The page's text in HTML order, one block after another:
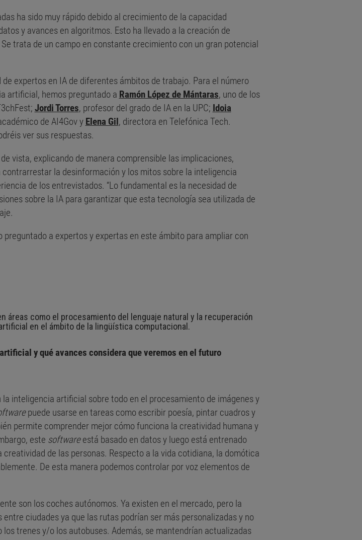
ha sido muy rápido debido al crecimiento de la capacidad
y avances en algoritmos. Esto ha llevado a la creación de
trata de un campo en constante crecimiento con un gran potencial
expertos en IA de diferentes ámbitos de trabajo. Para el número
artificial, hemos preguntado a Ramón López de Mántaras, uno de los
Jordi Torres, profesor del grado de IA en la UPC; Idoia
de AI4Gov y Elena Gil, directora en Telefónica Tech.
ver sus respuestas.
vista, explicando de manera comprensible las implicaciones,
la desinformación y los mitos sobre la inteligencia
de los entrevistados. “Lo fundamental es la necesidad de
sobre la IA para garantizar que esta tecnología sea utilizada de
a expertos y expertas en este ámbito para ampliar con
áreas como el procesamiento del lenguaje natural y la recuperación
en el ámbito de la lingüística computacional.
y qué avances considera que veremos en el futuro
inteligencia artificial sobre todo en el procesamiento de imágenes y
puede usarse en tareas como escribir poesía, pintar cuadros y
permite comprender mejor cómo funciona la creatividad humana y
este softwareestá basado en datos y luego está entrenado
de las personas. Respecto a la vida cotidiana, la domótica
De esta manera podemos controlar por voz elementos de
son los coches autónomos. Ya existen en el mercado, pero la
ciudades ya que las rutas podrían ser más personalizadas y no
trenes y/o los autobuses. Además, se mantendrían actualizadas